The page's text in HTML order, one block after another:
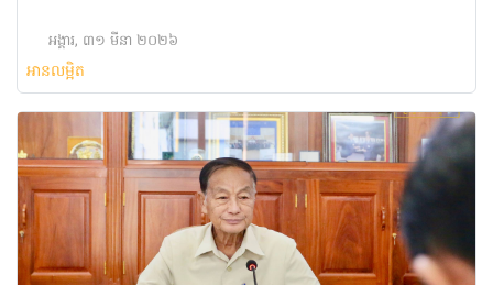
អង្គារ, ៣១ មីនា ២០២៦
អានលម្អិត